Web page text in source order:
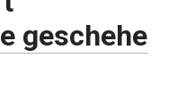
geschehe